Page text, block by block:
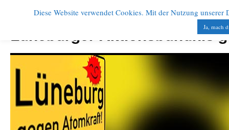
Lüneburger Aktionsbündnis
Diese Website verwendet Cookies. Mit der Nutzung
Ja, mach